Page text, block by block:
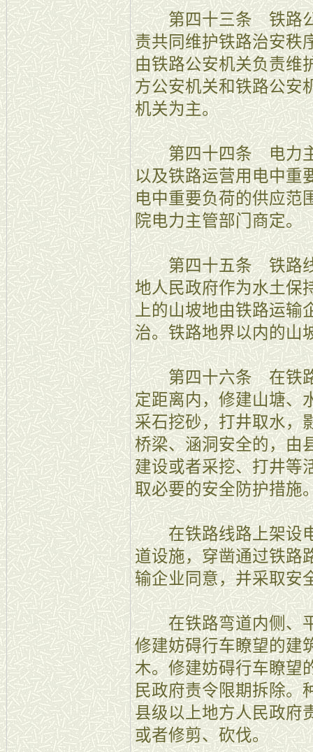
第四十三条 铁路公
责共同维护铁路治安秩
由铁路公安机关负责维
方公安机关和铁路公安
机关为主。
第四十四条 电力主
以及铁路运营用电中重
电中重要负荷的供应范
院电力主管部门商定。
第四十五条 铁路线
地人民政府作为水土保
上的山坡地由铁路运输
治。铁路地界以内的山
第四十六条 在铁路
定距离内，修建山塘、
采石挖砂，打井取水，
桥梁、涵洞安全的，由
建设或者采挖、打井等
取必要的安全防护措施
在铁路线路上架设电
道设施，穿凿通过铁路
输企业同意，并采取安
在铁路弯道内侧、平
修建妨碍行车瞭望的建
木。修建妨碍行车瞭望
民政府责令限期拆除。
县级以上地方人民政府
或者修剪、砍伐。